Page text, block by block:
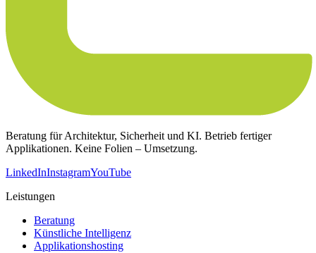
Beratung für Architektur, Sicherheit und KI. Betrieb fertiger
Applikationen. Keine Folien – Umsetzung.
LinkedInInstagramYouTube
Leistungen
Beratung
Künstliche Intelligenz
Applikationshosting